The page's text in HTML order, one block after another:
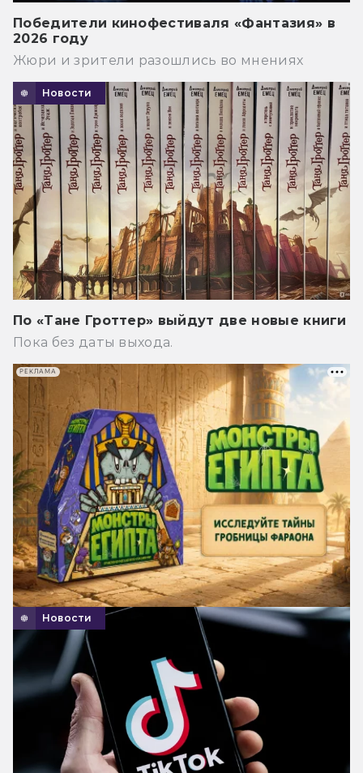
Победители кинофестиваля «Фантазия» в
2026 году
Жюри и зрители разошлись во мнениях
Новости
По «Тане Гроттер» выйдут две новые книги
Пока без даты выхода.
Новости
РЕКЛАМА